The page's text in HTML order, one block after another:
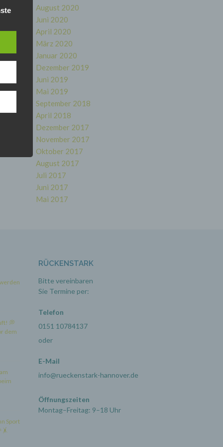
August 2020
Juni 2020
April 2020
März 2020
Januar 2020
Dezember 2019
Juni 2019
Mai 2019
September 2018
April 2018
Dezember 2017
November 2017
Oktober 2017
August 2017
Juli 2017
Juni 2017
Mai 2017
💭
dem
Sport
RÜCKENSTARK
Bitte vereinbaren
Sie Termine per:
Telefon
0151 10784137
oder
E-Mail
info@rueckenstark-hannover.de
Öffnungszeiten
Montag–Freitag: 9–18 Uhr